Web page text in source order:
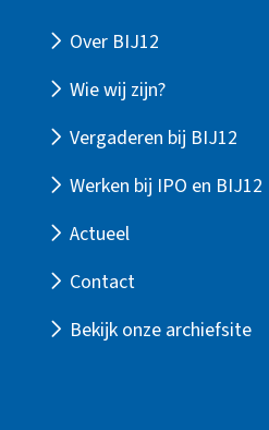
Over BIJ12
Wie wij zijn?
Vergaderen bij BIJ12
Werken bij IPO en BIJ12
Actueel
Contact
Bekijk onze archiefsite